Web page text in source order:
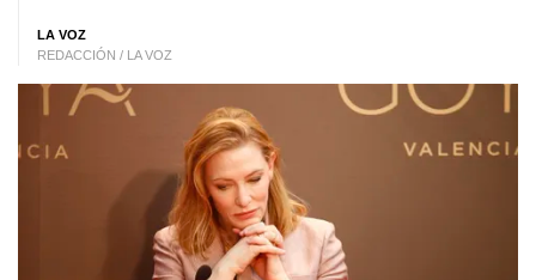
LA VOZ
REDACCIÓN / LA VOZ